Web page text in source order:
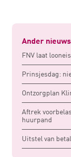
Ander nieuws
FNV laat
Prinsjesdag:
Ontzorgplan
Aftrek
huurpand
Uitstel van